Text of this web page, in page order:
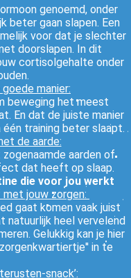
genoemd, onder
beter gaan slapen. Een
voor dat je slechter
doorslapen. In dit
cortisolgehalte onder
manier:
beweging het meest
En dat de juiste manier
training beter slaapt.
de aarde:
aarden of
dat heeft op slaap.
die voor jou werkt
met jouw zorgen:
gaat komen vaak juist
natuurlijk heel vervelend
Gelukkig kan je hier
in te
snack’: